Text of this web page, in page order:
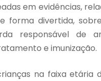
em evidências,
forma divertida,
responsável de
e imunização.
na faixa etária